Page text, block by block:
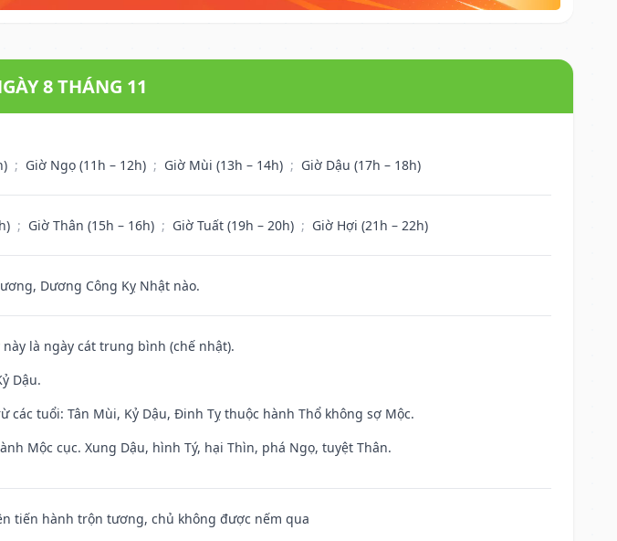
8 THÁNG 11
; Giờ Ngọ (11h – 12h) ; Giờ Mùi (13h – 14h) ; Giờ Dậu (17h – 18h)
; Giờ Thân (15h – 16h) ; Giờ Tuất (19h – 20h) ; Giờ Hợi (21h – 22h)
Dương Công Kỵ Nhật nào.
này là ngày cát trung bình (chế nhật).
Dậu.
tuổi: Tân Mùi, Kỷ Dậu, Đinh Tỵ thuộc hành Thổ không sợ Mộc.
Mộc cục. Xung Dậu, hình Tý, hại Thìn, phá Ngọ, tuyệt Thân.
tiến hành trộn tương, chủ không được nếm qua